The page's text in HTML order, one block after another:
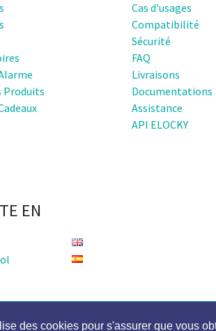
des cookies pour s'assurer que vous
société, et en tant que
s’occuper du
du projet.
Produits
Cas d'usages
Compatibilité
Sécurité
FAQ
Livraisons
Documentations
Assistance
API ELOCKY
EN
Confidentialité Mention légale